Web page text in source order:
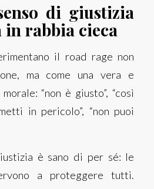
di giustizia
rabbia cieca
il road rage non
ma come una vera e
“non è giusto”, “così
in pericolo”, “non puoi
è sano di per sé: le
a proteggere tutti.